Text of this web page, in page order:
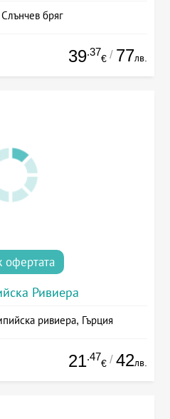
бряг
39.37
€ / 77лв.
офертата
Ривиера
ривиера, Гърция
21.47
€ / 42лв.